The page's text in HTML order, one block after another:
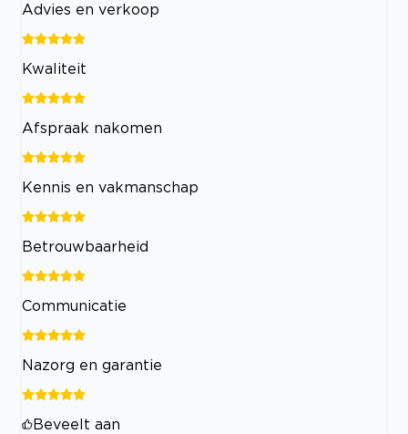
Advies en verkoop
Kwaliteit
Afspraak nakomen
Kennis en vakmanschap
Betrouwbaarheid
Communicatie
Nazorg en garantie
Beveelt aan